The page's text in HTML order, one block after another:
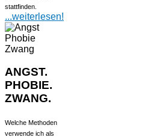
stattfinden.
...weiterlesen!
ANGST.
PHOBIE.
ZWANG.
Welche Methoden
verwende ich als